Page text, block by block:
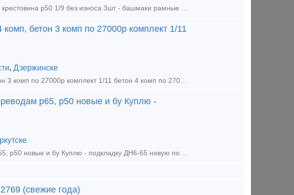
Предлагаем : - крестовина р65 1/11 без износа 1шт - крестовина р50 1/9 без износа 3шт - башмаки рамные 2768 новые 85шт - башмаки крестовиные р65 1/11, 1/9, 1/6 новые, дерево бетон - вкладыши 4д
бетон 3 комп по 27000р комплект 1/11
, Дзержинске
Крестовинные башмаки Р65: 1/9 дерево 4 комп, бетон 3 комп по 27000р комплект 1/11 бетон 4 комп по 27000р комплект 1/6 бетон 2 комп по 23000 р комплект Башмаки на контру бетон 10шт по 5000р
р65, р50 новые и бу Куплю -
Куплю - комплектующие к стрелочным переводам р65, р50 новые и бу Куплю - подкладку ДН6-65 новую по 85000р тн Куплю - шуруп путевой 24х170 новый по 55000р тн Куплю - костыль путовой 16х16х165 новый
(свежие года)